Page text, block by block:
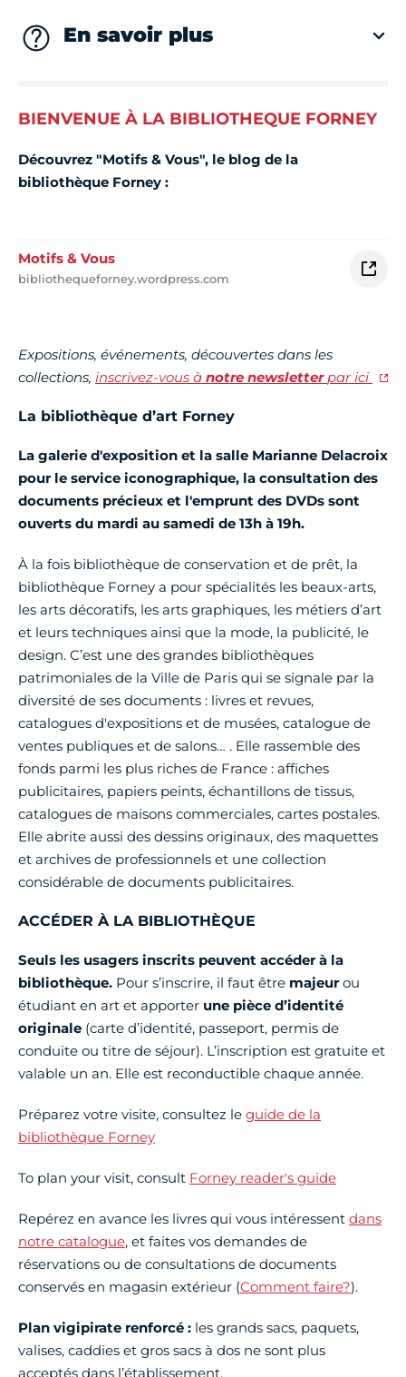
En savoir plus
BIENVENUE À LA BIBLIOTHEQUE FORNEY
Découvrez "Motifs & Vous", le blog de la
bibliothèque Forney :
Motifs & Vous
bibliothequeforney.wordpress.com
Expositions, événements, découvertes dans les
collections, inscrivez-vous à notre newsletterpar ici
La bibliothèque d’art Forney
La galerie d'exposition et la salle Marianne Delacroix
pour le service iconographique, la consultation des
documents précieux et l'emprunt des DVDs sont
ouverts du mardi au samedi de 13h à 19h.
À la fois bibliothèque de conservation et de prêt, la
bibliothèque Forney a pour spécialités les beaux-arts,
les arts décoratifs, les arts graphiques, les métiers d’art
et leurs techniques ainsi que la mode, la publicité, le
design. C’est une des grandes bibliothèques
patrimoniales de la Ville de Paris qui se signale par la
diversité de ses documents : livres et revues,
catalogues d'expositions et de musées, catalogue de
ventes publiques et de salons… . Elle rassemble des
fonds parmi les plus riches de France : affiches
publicitaires, papiers peints, échantillons de tissus,
catalogues de maisons commerciales, cartes postales.
Elle abrite aussi des dessins originaux, des maquettes
et archives de professionnels et une collection
considérable de documents publicitaires.
ACCÉDER À LA BIBLIOTHÈQUE
Seuls les usagers inscrits peuvent accéder à la
bibliothèque. Pour s’inscrire, il faut être majeurou
étudiant en art et apporter une pièce d’identité
originale (carte d’identité, passeport, permis de
conduite ou titre de séjour). L’inscription est gratuite et
valable un an. Elle est reconductible chaque année.
Préparez votre visite, consultez le guide de la
bibliothèque Forney
To plan your visit, consult Forney reader's guide
Repérez en avance les livres qui vous intéressent dans
notre catalogue, et faites vos demandes de
réservations ou de consultations de documents
conservés en magasin extérieur (Comment faire?).
Plan vigipirate renforcé : les grands sacs, paquets,
valises, caddies et gros sacs à dos ne sont plus
acceptés dans l’établissement.